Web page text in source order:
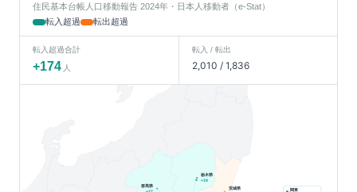
住民基本台帳人口移動報告 2024年・日本人移動者（e-Stat）
転入超過
転出超過
転入超過合計
+174 人
転入 / 転出
2,010 / 1,836
群馬県
栃木県
+19
茨城県 関東